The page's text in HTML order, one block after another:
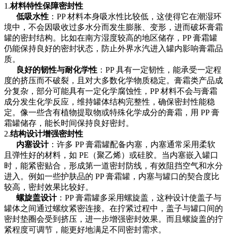
1.材料特性保障密封性
低吸水性 ： PP 材料本身吸水性比较低 ，这使得它在潮湿环
境中，不会因吸收过多水分而发生膨胀、变形，进而破坏膏霜
罐的密封结构。比如在南方湿度较高的地区储存， PP 膏霜罐
仍能保持良好的密封状态，防止外界水汽进入罐内影响膏霜品
质。
良好的韧性与耐化学性 ： PP 具有一定韧性，能承受一定程
度的挤压而不破裂，且对大多数化学物质稳定。膏霜类产品成
分复杂，部分可能具有一定化学腐蚀性，PP 材料不会与膏霜
成分发生化学反应，维持罐体结构完整性，确保密封性能稳
定。像一些含有植物提取物或特殊化学成分的膏霜，用 PP 膏
霜罐储存，能长时间保持良好密封。
2.结构设计增强密封性
内塞设计：许多 PP 膏霜罐配备内塞，内塞通常采用柔软
且弹性好的材料，如 PE（聚乙烯）或硅胶。当内塞嵌入罐口
时，能紧密贴合，形成第一道密封防线，有效阻挡空气和水分
进入。例如一些护肤品的 PP 膏霜罐，内塞与罐口的契合度比
较高，密封效果比较好。
螺旋盖设计： PP 膏霜罐多采用螺旋盖，这种设计使盖子与
罐体之间通过螺纹紧密连接。在拧紧过程中，盖子与罐口间的
密封垫圈会受到挤压，进一步增强密封效果。而且螺旋盖的拧
紧程度可调节，能更好地满足不同密封需求。